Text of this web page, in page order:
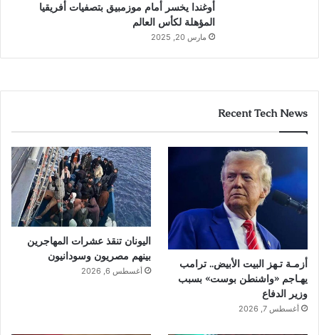
أوغندا يخسر أمام موزمبيق بتصفيات أفريقيا
المؤهلة لكأس العالم
مارس 20, 2025
Recent Tech News
أزمـة تـهز البيت الأبيض.. ترامب
يهـاجم «واشنطن بوست» بسبب
وزير الدفاع
أغسطس 7, 2026
اليونان تنقذ عشرات المهاجرين
بينهم مصريون وسودانيون
أغسطس 6, 2026